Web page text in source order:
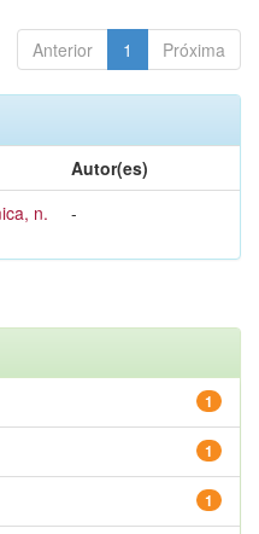
Anterior 1 Próxima
Autor(es)
n.
-
1
1
1